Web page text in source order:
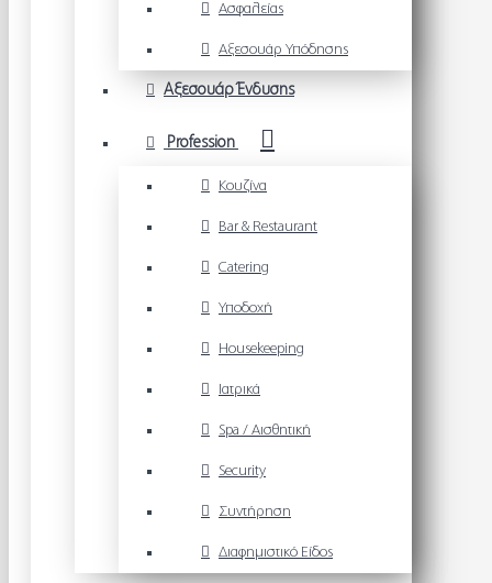
Ασφαλείας
Αξεσουάρ Υπόδησης
Αξεσουάρ Ένδυσης
Profession
Κουζίνα
Bar & Restaurant
Catering
Υποδοχή
Housekeeping
Ιατρικά
Spa / Αισθητική
Security
Συντήρηση
Διαφημιστικό Είδος